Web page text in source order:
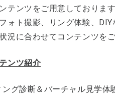
テンツをご用意しておりま
ォト撮影、リング体験、
況に合わせてコンテンツを
ンツ紹介
ング診断＆バーチャル見学体